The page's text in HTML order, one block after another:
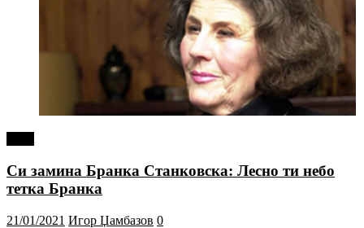
Си замина Бранка Станковска: Лесно ти небо
тетка Бранка
21/01/2021 Игор Џамбазов 0